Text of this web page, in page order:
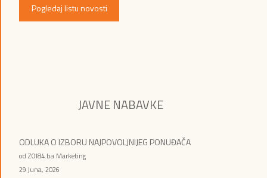
Pogledaj listu novosti
JAVNE NABAVKE
ODLUKA O IZBORU NAJPOVOLJNIJEG PONUĐAČA
od ZOI84.ba Marketing
29 Juna, 2026